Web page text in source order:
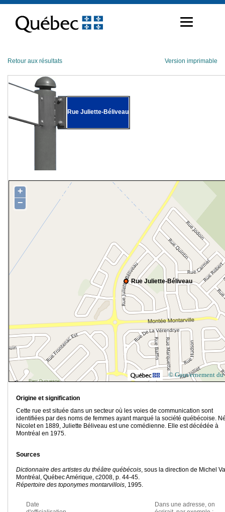
contenu
Retour aux résultats Version imprimable
Rue Juliette-Béliveau
Rue Juliette-Béliveau
+
−
© Gouvernement du
Origine et signification
Cette rue est située dans un secteur où les voies de communication sont
identifiées par des noms de femmes ayant marqué la société québécoise.
Nicolet en 1889, Juliette Béliveau est une comédienne. Elle est décédée à
Montréal en 1975.
Sources
Dictionnaire des artistes du théâtre québécois, sous la direction de Michel
Montréal, Québec Amérique, c2008, p. 44-45.
Répertoire des toponymes montarvillois, 1995.
Date
Dans une adresse, on